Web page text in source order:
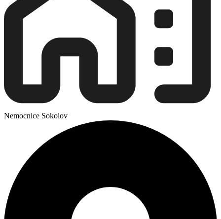
Nemocnice Sokolov